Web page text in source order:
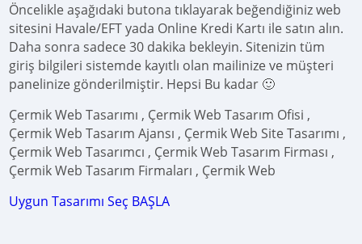
Öncelikle aşağıdaki butona tıklayarak beğendiğiniz web
sitesini Havale/EFT yada Online Kredi Kartı ile satın alın.
Daha sonra sadece 30 dakika bekleyin. Sitenizin tüm
giriş bilgileri sistemde kayıtlı olan mailinize ve müşteri
panelinize gönderilmiştir. Hepsi Bu kadar 🙂
Çermik Web Tasarımı , Çermik Web Tasarım Ofisi ,
Çermik Web Tasarım Ajansı , Çermik Web Site Tasarımı ,
Çermik Web Tasarımcı , Çermik Web Tasarım Firması ,
Çermik Web Tasarım Firmaları , Çermik Web
Uygun Tasarımı Seç BAŞLA